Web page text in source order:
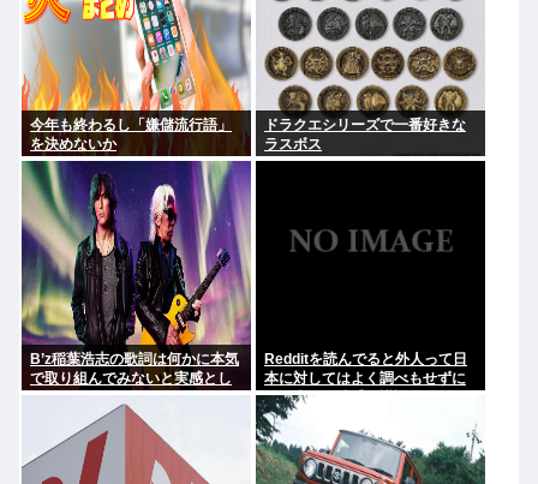
今年も終わるし「嫌儲流行語」
を決めないか
ドラクエシリーズで一番好きな
ラスボス
B’z稲葉浩志の歌詞は何かに本気
で取り組んでみないと実感とし
てわからない
Redditを読んでると外人って日
本に対してはよく調べもせずに
思い込みで勝手に議論してるよ
な